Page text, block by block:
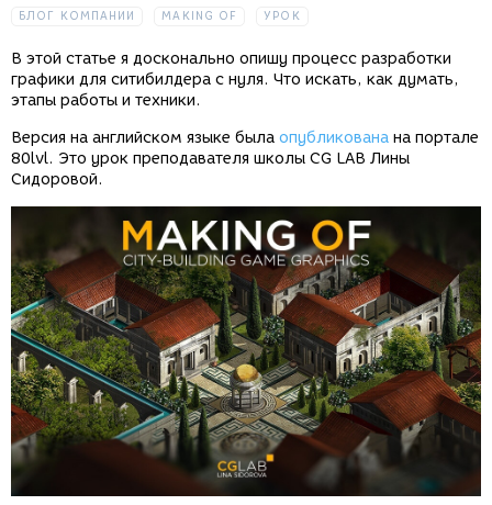
БЛОГ КОМПАНИИ MAKING OF УРОК
В этой статье я досконально опишу процесс разработки
графики для ситибилдера с нуля. Что искать, как думать,
этапы работы и техники.
Версия на английском языке была опубликована на портале
80lvl. Это урок преподавателя школы CG LAB Лины
Сидоровой.